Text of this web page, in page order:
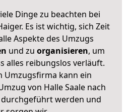
Dinge zu beachten bei
Es ist wichtig, sich Zeit
Aspekte des Umzugs
und zu organisieren, um
alles reibungslos verläuft.
Umzugsfirma kann ein
von Halle Saale nach
werden und